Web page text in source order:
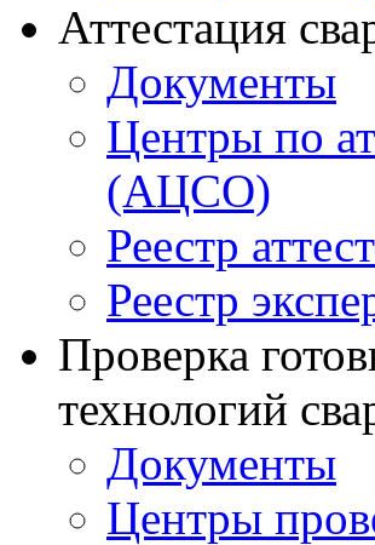
Аттестация
Документы
Центры по
(АЦСО)
Реестр
Реестр
Проверка
технологий
Документы
Центры